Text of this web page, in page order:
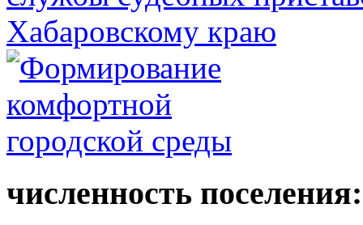
численность поселения: